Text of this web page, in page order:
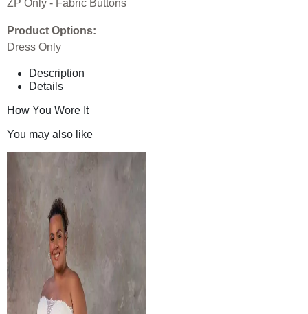
ZP Only - Fabric Buttons
Product Options:
Dress Only
Description
Details
How You Wore It
You may also like